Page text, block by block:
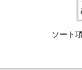
ソート